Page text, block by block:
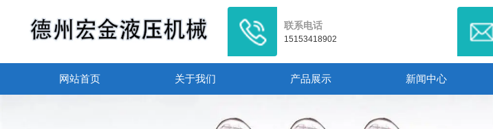
联系电话
15153418902
网站首页 关于我们 产品展示 新闻中心